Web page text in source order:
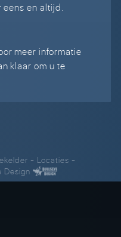
eens en altijd.
meer informatie
klaar om u te
- Locaties -
Design